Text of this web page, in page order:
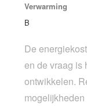
Verwarming
B
De
en de vraag is
ontwikkelen.